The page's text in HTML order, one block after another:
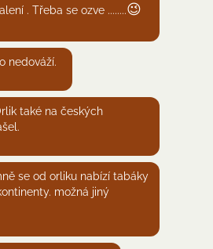
. Třeba se ozve ........😉
nedováží.
také na českých
se od orliku nabízí tabáky
možná jiný